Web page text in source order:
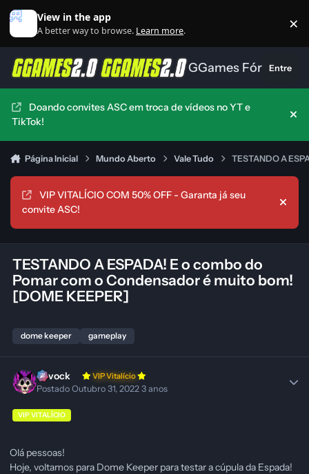
Ir para conteúdo
View in the app
A better way to browse. Learn more. ×
GGames FórumEntre
Doando convites ASC em troca de vídeos no YT e
TikTok!
Página Inicial Mundo Aberto Vale Tudo TESTANDO A
VIP VITALÍCIO COM 50% OFF - Garanta já seu
convite ASC!
Hide
TESTANDO A ESPADA! E o combo do
Pomar com o Condensador é muito bom!
[DOME KEEPER]
dome keeper gameplay
Ravock VIP Vitalício
PostadoOutubro 31, 20223 anos
VIP VITALÍCIO
Olá pessoas!
Hoje, voltamos para Dome Keeper para testar a cúpula da Espada!